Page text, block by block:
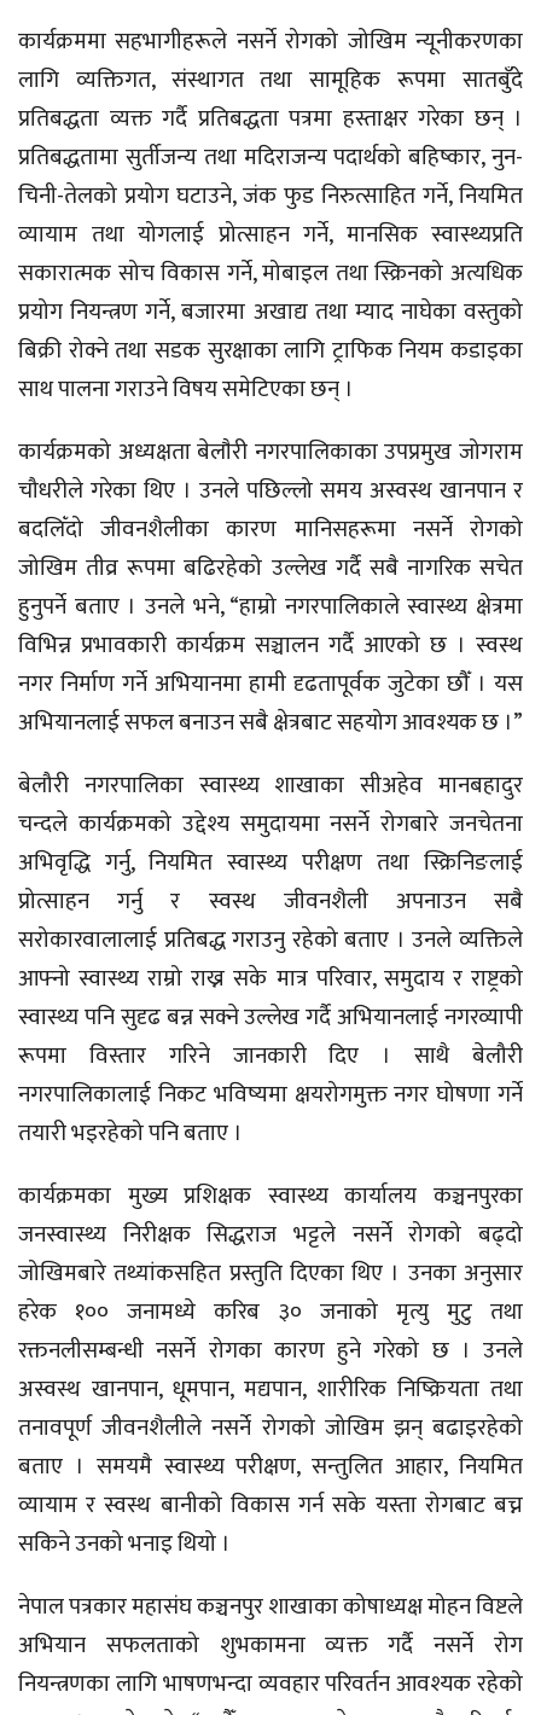
कार्यक्रममा सहभागीहरूले नसर्ने रोगको जोखिम न्यूनीकरणका
लागि व्यक्तिगत, संस्थागत तथा सामूहिक रूपमा सातबुँदे
प्रतिबद्धता व्यक्त गर्दै प्रतिबद्धता पत्रमा हस्ताक्षर गरेका छन् ।
प्रतिबद्धतामा सुर्तीजन्य तथा मदिराजन्य पदार्थको बहिष्कार, नुन-
चिनी-तेलको प्रयोग घटाउने, जंक फुड निरुत्साहित गर्ने, नियमित
व्यायाम तथा योगलाई प्रोत्साहन गर्ने, मानसिक स्वास्थ्यप्रति
सकारात्मक सोच विकास गर्ने, मोबाइल तथा स्क्रिनको अत्यधिक
प्रयोग नियन्त्रण गर्ने, बजारमा अखाद्य तथा म्याद नाघेका वस्तुको
बिक्री रोक्ने तथा सडक सुरक्षाका लागि ट्राफिक नियम कडाइका
साथ पालना गराउने विषय समेटिएका छन् ।
कार्यक्रमको अध्यक्षता बेलाैरी नगरपालिकाका उपप्रमुख जोगराम
चौधरीले गरेका थिए । उनले पछिल्लो समय अस्वस्थ खानपान र
बदलिँदो जीवनशैलीका कारण मानिसहरूमा नसर्ने रोगको
जोखिम तीव्र रूपमा बढिरहेको उल्लेख गर्दै सबै नागरिक सचेत
हुनुपर्ने बताए । उनले भने, “हाम्रो नगरपालिकाले स्वास्थ्य क्षेत्रमा
विभिन्न प्रभावकारी कार्यक्रम सञ्चालन गर्दै आएको छ । स्वस्थ
नगर निर्माण गर्ने अभियानमा हामी दृढतापूर्वक जुटेका छौँ । यस
अभियानलाई सफल बनाउन सबै क्षेत्रबाट सहयोग आवश्यक छ ।”
बेलौरी नगरपालिका स्वास्थ्य शाखाका सीअहेव मानबहादुर
चन्दले कार्यक्रमको उद्देश्य समुदायमा नसर्ने रोगबारे जनचेतना
अभिवृद्धि गर्नु, नियमित स्वास्थ्य परीक्षण तथा स्क्रिनिङलाई
प्रोत्साहन गर्नु र स्वस्थ जीवनशैली अपनाउन सबै
सरोकारवालालाई प्रतिबद्ध गराउनु रहेको बताए । उनले व्यक्तिले
आफ्नो स्वास्थ्य राम्रो राख्न सके मात्र परिवार, समुदाय र राष्ट्रको
स्वास्थ्य पनि सुदृढ बन्न सक्ने उल्लेख गर्दै अभियानलाई नगरव्यापी
रूपमा विस्तार गरिने जानकारी दिए । साथै बेलौरी
नगरपालिकालाई निकट भविष्यमा क्षयरोगमुक्त नगर घोषणा गर्ने
तयारी भइरहेको पनि बताए ।
कार्यक्रमका मुख्य प्रशिक्षक स्वास्थ्य कार्यालय कञ्चनपुरका
जनस्वास्थ्य निरीक्षक सिद्धराज भट्टले नसर्ने रोगको बढ्दो
जोखिमबारे तथ्यांकसहित प्रस्तुति दिएका थिए । उनका अनुसार
हरेक १०० जनामध्ये करिब ३० जनाको मृत्यु मुटु तथा
रक्तनलीसम्बन्धी नसर्ने रोगका कारण हुने गरेको छ । उनले
अस्वस्थ खानपान, धूमपान, मद्यपान, शारीरिक निष्क्रियता तथा
तनावपूर्ण जीवनशैलीले नसर्ने रोगको जोखिम झन् बढाइरहेको
बताए । समयमै स्वास्थ्य परीक्षण, सन्तुलित आहार, नियमित
व्यायाम र स्वस्थ बानीको विकास गर्न सके यस्ता रोगबाट बच्न
सकिने उनको भनाइ थियो ।
नेपाल पत्रकार महासंघ कञ्चनपुर शाखाका कोषाध्यक्ष मोहन विष्टले
अभियान सफलताको शुभकामना व्यक्त गर्दै नसर्ने रोग
नियन्त्रणका लागि भाषणभन्दा व्यवहार परिवर्तन आवश्यक रहेको